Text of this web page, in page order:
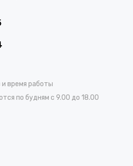
время работы
по будням с 9.00 до 18.00